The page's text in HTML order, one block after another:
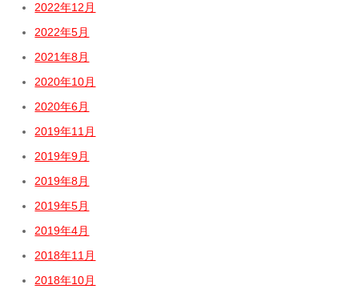
2022年12月
2022年5月
2021年8月
2020年10月
2020年6月
2019年11月
2019年9月
2019年8月
2019年5月
2019年4月
2018年11月
2018年10月